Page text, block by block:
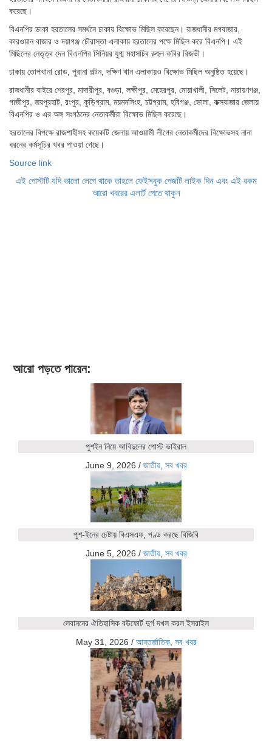
করেছে।
বিএনপির ডাকা হরতালের সমর্থনে ঢাকায় বিক্ষোভ মিছিল করেছেন। রাজধানীর মগবাজার,
কারওয়ান বাজার ও দয়াগঞ্জ চৌরাস্তা এলাকায় হরতালের পক্ষে মিছিল করে বিএনপি। এই
মিছিলের নেতৃত্ব দেন বিএনপির সিনিয়র যুগ্ম মহাসচিব রুহুল কবির রিজভী।
ঢাকায় তোপখানা রোড, পুরানা পল্টন, দক্ষিণ খান এলাকায়ও বিক্ষোভ মিছিল অনুষ্ঠিত হয়েছে।
রাজধানীর বাইরে শেরপুর, মাদারীপুর, বগুড়া, লক্ষীপুর, মেহেরপুর, নোয়াখালী, সিলেট, নারায়ণগঞ্জ,
গাজীপুর, জয়পুরহাট, রংপুর, কুড়িগ্রাম, ময়মনসিংহ, চট্টগ্রাম, হবিগঞ্জ, ভোলা, কক্সবাজার জেলায়
বিএনপির ও এর অঙ্গ সংগঠনের নেতাকর্মীরা বিক্ষোভ মিছিল করেছে।
হরতালের বিপক্ষে রাজশাহীসহ কয়েকটি জেলায় আওয়ামী লীগের নেতাকর্মীদের বিক্ষোভসহ নানা
ধরনের কর্মসূচির খবর পাওয়া গেছে।
Source link
এই পোস্টটি যদি ভালো লেগে থাকে তাহলে ফেইসবুক পেজটি লাইক দিন এবং এই রকম
আরো খবরের এলার্ট পেতে থাকুন
আরো পড়তে পারেন:
পুশইন নিয়ে আবিদুলের পোস্ট ভাইরাল
June 9, 2026 / জাতীয়, সব খবর
পুশ-ইনের চেষ্টায় বিএসএফ, পণ্ড করছে বিজিবি
June 5, 2026 / জাতীয়, সব খবর
লেবাননের ঐতিহাসিক বউফোর্ট দুর্গ দখল করল ইসরাইল
May 31, 2026 / আন্তর্জাতিক, সব খবর